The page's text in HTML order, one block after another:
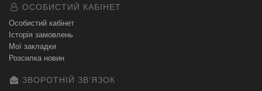
ОСОБИСТИЙ КАБІНЕТ
Особистий кабінет
Історія замовлень
Мої закладки
Розсилка новин
ЗВОРОТНІЙ ЗВʼЯЗОК